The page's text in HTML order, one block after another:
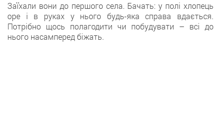
Заїхали вони до першого села. Бачать: у полі хлопець
оре і в руках у нього будь-яка справа вдається.
Потрібно щось полагодити чи побудувати – всі до
нього насамперед біжать.